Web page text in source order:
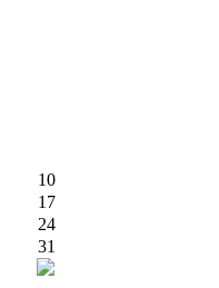
10
17
24
31